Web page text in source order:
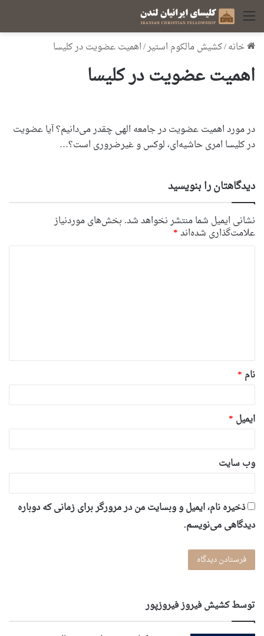
منو
خانه/کشیش مالکوم استیر/اهمیت عضویت در کلیسا
اهمیت عضویت در کلیسا
در مورد اهمیت عضویت در جامعه الهی چقدر می‌دانیم؟ آیا عضویت
در کلیسا امری حاشیه‌ای، لوکس و غیرضروری است؟…
دیدگاهتان را بنویسید
نشانی ایمیل شما منتشر نخواهد شد. بخش‌های موردنیاز
علامت‌گذاری شده‌اند*
*
نام *
ایمیل *
وب‌ سایت
ذخیره نام، ایمیل و وبسایت من در مرورگر برای زمانی که دوباره
دیدگاهی می‌نویسم.
توسط کشیش فیروز فیروزپور